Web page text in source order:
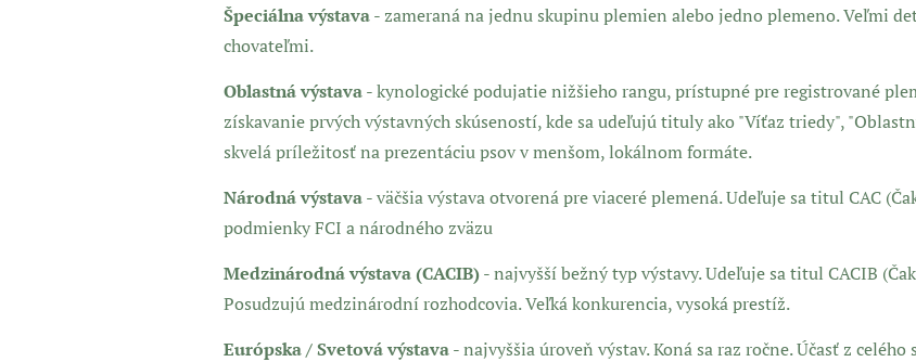
Špeciálna výstava- zameraná na jednu skupinu plemien alebo jedno plemeno. Veľmi
chovateľmi.
Oblastná výstava- kynologické podujatie nižšieho rangu, prístupné pre registrované
získavanie prvých výstavných skúseností, kde sa udeľujú tituly ako "Víťaz triedy",
skvelá príležitosť na prezentáciu psov v menšom, lokálnom formáte.
Národná výstava- väčšia výstava otvorená pre viaceré plemená. Udeľuje sa titul CAC
podmienky FCI a národného zväzu
Medzinárodná výstava (CACIB)- najvyšší bežný typ výstavy. Udeľuje sa titul CACIB
Posudzujú medzinárodní rozhodcovia. Veľká konkurencia, vysoká prestíž.
Európska / Svetová výstava- najvyššia úroveň výstav. Koná sa raz ročne. Účasť z